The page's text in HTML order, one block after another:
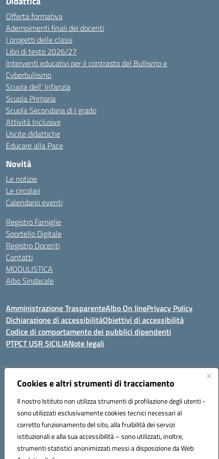
Cookies e altri strumenti di tracciamento
Il nostro Istituto non utilizza strumenti di profilazione degli utenti -
sono utilizzati esclusivamente cookies tecnici necessari al
corretto funzionamento del sito, alla fruibilità dei servizi
istituzionali e alla sua accessibilità – sono utilizzati, inoltre,
strumenti statistici anonimizzati messi a disposizione da Web
Offerta formativa
Adempimenti finali dei docenti
I progetti delle classi
Libri di testo 2026/27
Interventi educativi per il contrasto del Bullismo e
Cyberbullismo
Scuola dell’ Infanzia
Scuola Primaria
Scuola Secondaria di I grado
Attività Inclusive
Uscite didattiche
Educare alla Pace
Novità
Le notizie
Le circolari
Calendario eventi
Registro Famiglie
Sportello Digitale
Registro Docenti
Contatti
MODULISTICA
Albo Sindacale
Amministrazione TrasparenteAlbo On linePrivacy Policy
Dichiarazione di accessibilitàObiettivi di accessibilità
Codice di comportamento dei pubblici dipendenti
PTPCT USR SICILIANote legali
Indirizzo:Via Enrico Fermi, 4 - Cefalù
Posta elettronica certificata (PEC):PAIC8AJ008@pec.istruzione.it
Codice fiscale: 82000590826
Codice meccanografico: PAIC8AJ008